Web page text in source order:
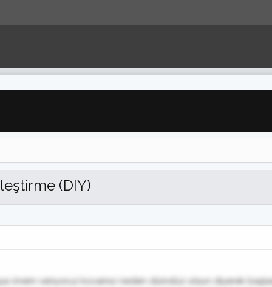
(DIY)
önem veriyoruz kovamız neden dümdüz olsun diyerek